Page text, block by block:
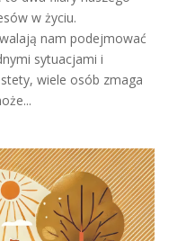
w życiu.
nam podejmować
sytuacjami i
wiele osób zmaga